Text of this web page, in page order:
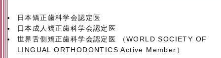
日本矯正歯科学会認定医
日本成人矯正歯科学会認定医
世界舌側矯正歯科学会認定医 （WORLD SOCIETY OF
LINGUAL ORTHODONTICS Active Member）